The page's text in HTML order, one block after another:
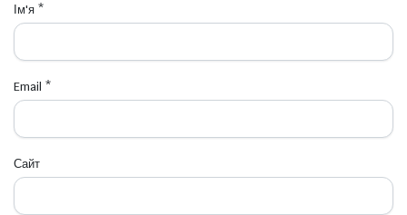
Ім'я *
Email *
Сайт